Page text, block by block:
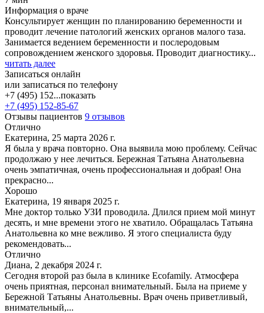
Информация о враче
Консультирует женщин по планированию беременности и
проводит лечение патологий женских органов малого таза.
Занимается ведением беременности и послеродовым
сопровождением женского здоровья. Проводит диагностику...
читать далее
Записаться онлайн
или записаться по телефону
+7 (495) 152...показать
+7 (495) 152-85-67
Отзывы пациентов 9 отзывов
Отлично
Екатерина, 25 марта 2026 г.
Я была у врача повторно. Она выявила мою проблему. Сейчас
продолжаю у нее лечиться. Бережная Татьяна Анатольевна
очень эмпатичная, очень профессиональная и добрая! Она
прекрасно...
Хорошо
Екатерина, 19 января 2025 г.
Мне доктор только УЗИ проводила. Длился прием мой минут
десять, и мне времени этого не хватило. Обращалась Татьяна
Анатольевна ко мне вежливо. Я этого специалиста буду
рекомендовать...
Отлично
Диана, 2 декабря 2024 г.
Сегодня второй раз была в клинике Ecofamily. Атмосфера
очень приятная, персонал внимательный. Была на приеме у
Бережной Татьяны Анатольевны. Врач очень приветливый,
внимательный,...